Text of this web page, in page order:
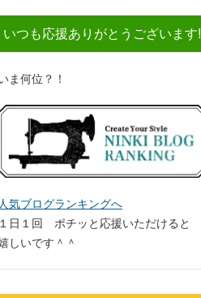
いつも応援ありがとうございます!
ま何位？！
気ブログランキングへ
日１回 ポチッと応援いただけると
しいです＾＾